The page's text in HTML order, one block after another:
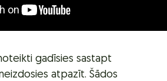
gadīsies sastapt
atpazīt. Šādos